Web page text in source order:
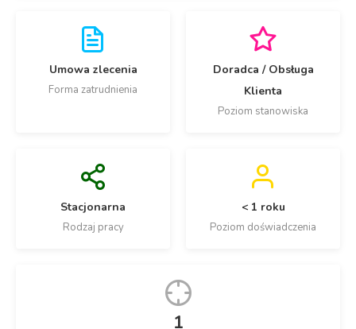
Umowa zlecenia
Forma zatrudnienia
Doradca / Obsługa
Klienta
Poziom stanowiska
Stacjonarna
Rodzaj pracy
< 1 roku
Poziom doświadczenia
1